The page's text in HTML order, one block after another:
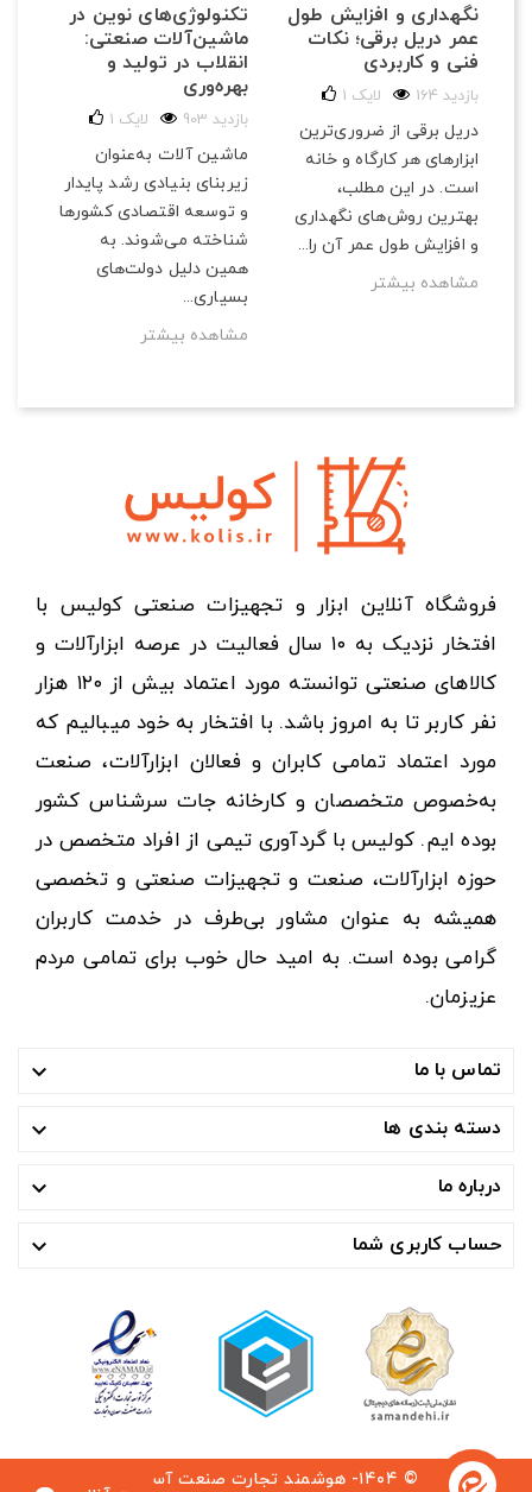
تکنولوژی‌های نوین در
ماشین‌آلات صنعتی:
انقلاب در تولید و
بهره‌وری
903 بازدید 1 لایک
ماشین آلات به‌عنوان
زیربنای بنیادی رشد پایدار
و توسعه اقتصادی کشورها
شناخته می‌شوند. به
همین دلیل دولت‌های
بسیاری...
مشاهده بیشتر
نگهداری و افزایش طول
عمر دریل برقی؛ نکات
فنی و کاربردی
164 بازدید 1 لایک
دریل برقی از ضروری‌ترین
ابزارهای هر کارگاه و خانه
است. در این مطلب،
بهترین روش‌های نگهداری
و افزایش طول عمر آن را...
مشاهده بیشتر
فروشگاه آنلاین ابزار و تجهیزات صنعتی کولیس با
افتخار نزدیک به ۱۰ سال فعالیت در عرصه ابزارآلات و
کالاهای صنعتی توانسته مورد اعتماد بیش از ۱۲۰ هزار
نفر کاربر تا به امروز باشد. با افتخار به خود میبالیم که
مورد اعتماد تمامی کابران و فعالان ابزارآلات، صنعت
به‌خصوص متخصصان و کارخانه جات سرشناس کشور
بوده ایم. کولیس با گردآوری تیمی از افراد متخصص در
حوزه ابزارآلات، صنعت و تجهیزات صنعتی و تخصصی
همیشه به عنوان مشاور بی‌طرف در خدمت کاربران
گرامی بوده است. به امید حال خوب برای تمامی مردم
عزیزمان.
تماس با ما 
دسته بندی ها 
درباره ما 
حساب کاربری شما 
© ۱۴۰۴- هوشمند تجارت صنعت آسیا ™